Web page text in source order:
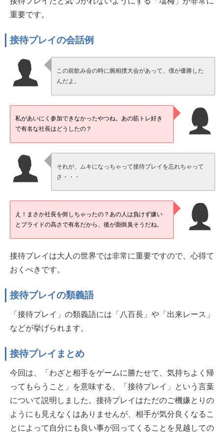
重要です。
接待プレイの会話例
この前飲み会の時に腕相撲大会があって、僕が優勝した
んだよ。
私があいにく参加できなかったやつね。あの筋トレ好き
で有名な社長はどうしたの？
それが、ムキになっちゃって接待プレイを忘れちゃって
さ・・・
え！まさか社長を倒しちゃったの？あの人は負けず嫌い
とプライドの高さで有名だから、後が面倒臭そうだね。
接待プレイは大人の世界では非常に重要ですので、心得て
おくべきです。
接待プレイの類義語
「接待プレイ」の類義語には「八百長」や「出来レース」
などが挙げられます。
接待プレイまとめ
今回は、「わざと相手をゲームに勝たせて、気持ちよく帰
ってもらうこと」を意味する、「接待プレイ」という言葉
について説明しました。接待プレイはただのご機嫌とりの
ようにも見えなくはありませんが、相手が気分良くなるこ
とによって自分にも良い事が回ってくることを見越しての